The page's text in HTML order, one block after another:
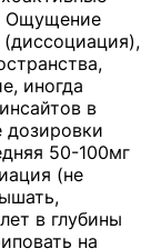
Ощущение
иногда
в
дозировки
50-100мг
(не
в глубины
на